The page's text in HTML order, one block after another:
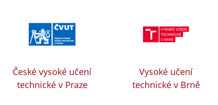
České vysoké učení
technické v Praze
Vysoké učení
technické v Brně